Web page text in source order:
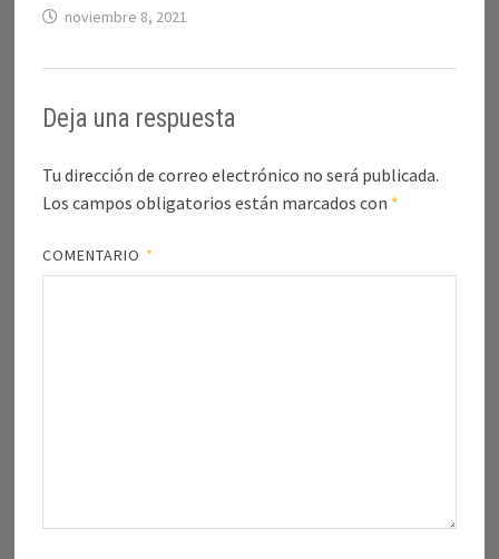
noviembre 8, 2021
Deja una respuesta
Tu dirección de correo electrónico no será publicada.
Los campos obligatorios están marcados con *
COMENTARIO *